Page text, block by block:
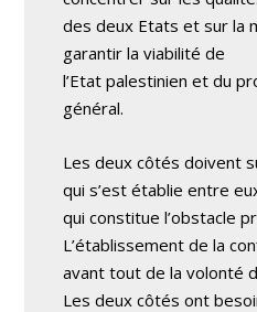
des deux Etats et sur la
garantir la viabilité de
l’Etat palestinien et du
général.
Les deux côtés doivent
qui s’est établie entre
qui constitue l’obstacle
L’établissement de la
avant tout de la volonté
Les deux côtés ont